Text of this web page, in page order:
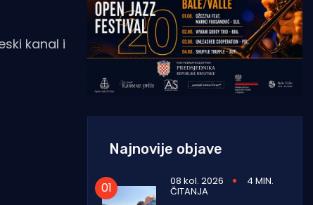
kanal i
Najnovije objave
08 kol. 2026 4 MIN.
ČITANJA